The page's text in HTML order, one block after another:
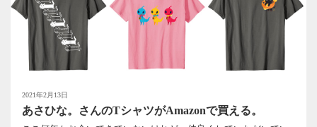
2021年2月13日
あさひな。さんのTシャツがAmazonで買える。